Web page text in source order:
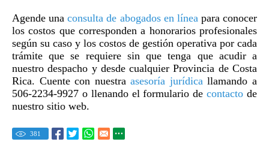
Agende unaconsulta de abogados en líneapara conocer
los costos que corresponden a honorarios profesionales
según su caso y los costos de gestión operativa por cada
trámite que se requiere sin que tenga que acudir a
nuestro despacho y desde cualquier Provincia de Costa
Rica. Cuente con nuestraasesoría jurídicallamando a
506-2234-9927 o llenando el formulario decontacto de
nuestro sitio web.
381